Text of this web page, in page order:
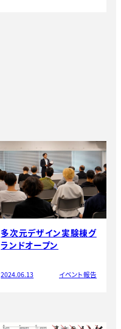
多次元デザイン実験棟グ
ランドオープン
2024.06.13 イベント報告